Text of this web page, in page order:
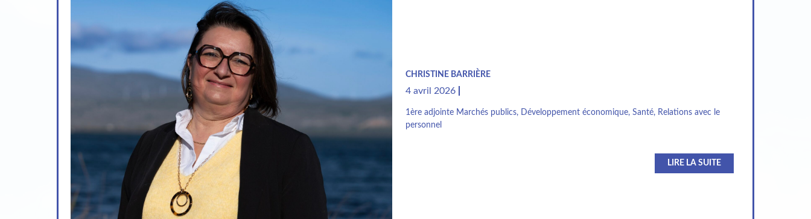
CHRISTINE BARRIÈRE
4 avril 2026
1ère adjointe Marchés publics, Développement économique, Santé, Relations avec le
personnel
LIRE LA SUITE